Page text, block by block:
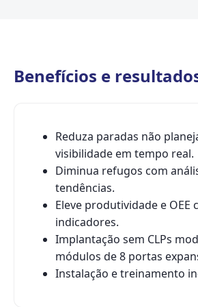
Benefícios e
Reduza paradas não
visibilidade em tempo real.
Diminua refugos com
tendências.
Eleve produtividade e OEE
indicadores.
Implantação sem CLPs
módulos de 8 portas
Instalação e treinamento